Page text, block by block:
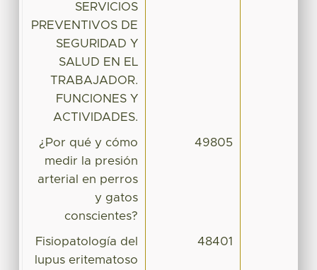
SERVICIOS
PREVENTIVOS DE
SEGURIDAD Y
SALUD EN EL
TRABAJADOR.
FUNCIONES Y
ACTIVIDADES.
¿Por qué y cómo
medir la presión
arterial en perros
y gatos
conscientes?
49805
Fisiopatología del
lupus eritematoso
48401